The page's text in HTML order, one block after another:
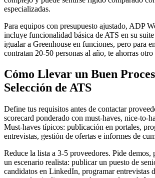
especializadas.
Para equipos con presupuesto ajustado, ADP
incluye funcionalidad básica de ATS en su
igualar a Greenhouse en funciones, pero para
contratan 20-50 personas al año, te ahorras otro
Cómo Llevar un Buen
Selección de ATS
Define tus requisitos antes de contactar
scorecard ponderado con must-haves, nice-to-
Must-haves típicos: publicación en portales,
entrevistas, gestión de ofertas e informes de
Reduce la lista a 3-5 proveedores. Pide demos,
un escenario realista: publicar un puesto de
candidatos en LinkedIn, programar entrevistas